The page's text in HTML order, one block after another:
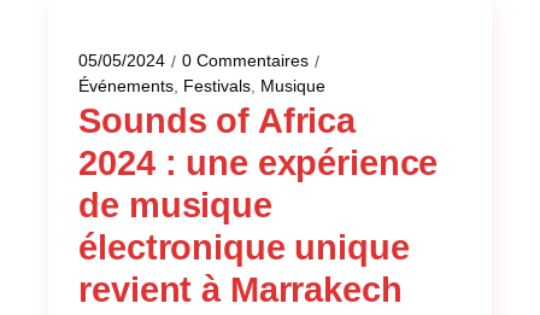
05/05/2024
0 Commentaires
Événements Festivals Musique
Sounds of Africa
2024 : une expérience
de musique
électronique unique
revient à Marrakech